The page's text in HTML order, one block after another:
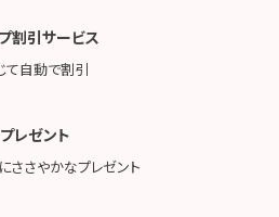
割引サービス
て自動で割引
レゼント
ささやかなプレゼント